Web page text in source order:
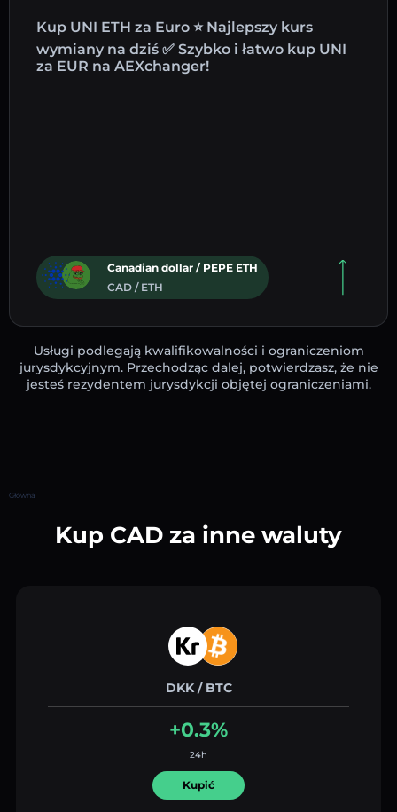
Kup UNI ETH za Euro ⭐ Najlepszy kurs
wymiany na dziś ✅ Szybko i łatwo kup UNI
za EUR na AEXchanger!
Canadian dollar / PEPE ETH
CAD / ETH
Usługi podlegają kwalifikowalności i ograniczeniom
jurysdykcyjnym. Przechodząc dalej, potwierdzasz, że nie
jesteś rezydentem jurysdykcji objętej ograniczeniami.
Główna
Kup CAD za inne waluty
DKK / BTC
+0.3%
24h
Kupić